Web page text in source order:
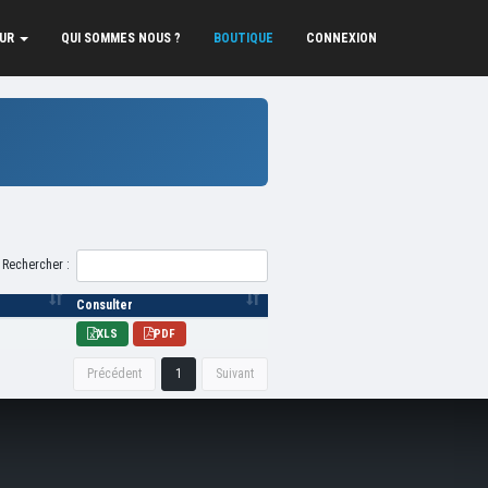
QUI SOMMES NOUS ? BOUTIQUE CONNEXION
Rechercher :
Consulter
XLS PDF
Précédent 1 Suivant